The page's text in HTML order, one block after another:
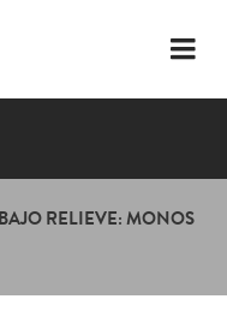
RELIEVE: MONOS